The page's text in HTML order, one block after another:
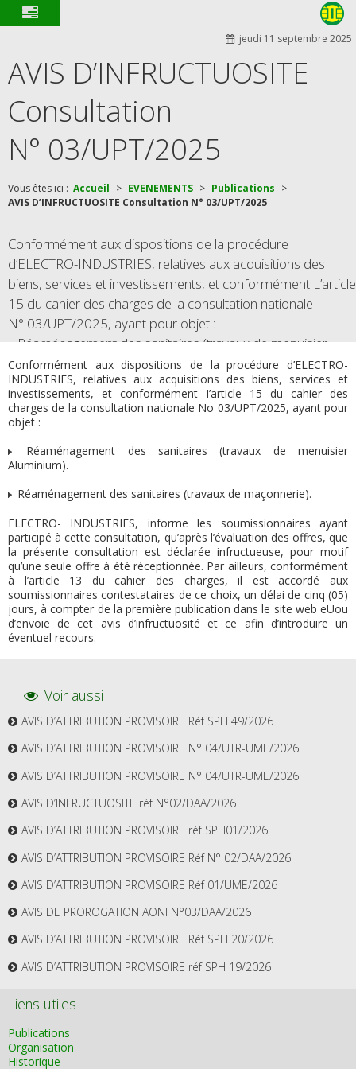
jeudi 11 septembre 2025
AVIS D’INFRUCTUOSITE
Consultation
N° 03/UPT/2025
Vous êtes ici : Accueil > EVENEMENTS > Publications >
AVIS D’INFRUCTUOSITE Consultation N° 03/UPT/2025
Conformément aux dispositions de la procédure
d’ELECTRO-INDUSTRIES, relatives aux acquisitions des
biens, services et investissements, et conformément L’article
15 du cahier des charges de la consultation nationale
N° 03/UPT/2025, ayant pour objet :
Réaménagement des sanitaires (travaux de menuisier
Aluminium).
Réaménagement des sanitaires (travaux de maçonnerie).
Conformément aux dispositions de la procédure d’ELECTRO-
INDUSTRIES, relatives aux acquisitions des biens, services et
investissements, et conformément I’article 15 du cahier des
charges de la consultation nationale No 03/UPT/2025, ayant pour
objet :
Réaménagement des sanitaires (travaux de menuisier
Aluminium).
Réaménagement des sanitaires (travaux de maçonnerie).
ELECTRO- INDUSTRIES, informe les soumissionnaires ayant
participé à cette consultation, qu’après l’évaluation des offres, que
la présente consultation est déclarée infructueuse, pour motif
qu’une seule offre à été réceptionnée. Par ailleurs, conformément
à l’article 13 du cahier des charges, il est accordé aux
soumissionnaires contestataires de ce choix, un délai de cinq (05)
jours, à compter de la première publication dans le site web eUou
d’envoie de cet avis d’infructuosité et ce afin d’introduire un
éventuel recours.
Voir aussi
AVIS D’ATTRIBUTION PROVISOIRE Réf SPH 49/2026
AVIS D’ATTRIBUTION PROVISOIRE N° 04/UTR-UME/2026
AVIS D’ATTRIBUTION PROVISOIRE N° 04/UTR-UME/2026
AVIS D’INFRUCTUOSITE réf N°02/DAA/2026
AVIS D’ATTRIBUTION PROVISOIRE réf SPH01/2026
AVIS D’ATTRIBUTION PROVISOIRE Réf N° 02/DAA/2026
AVIS D’ATTRIBUTION PROVISOIRE Réf 01/UME/2026
AVIS DE PROROGATION AONI N°03/DAA/2026
AVIS D’ATTRIBUTION PROVISOIRE Réf SPH 20/2026
AVIS D’ATTRIBUTION PROVISOIRE réf SPH 19/2026
Liens utiles
Publications
Organisation
Historique